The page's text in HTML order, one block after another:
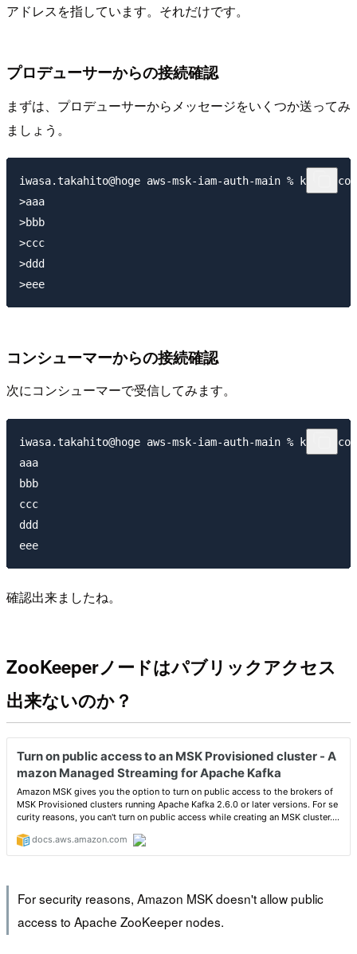
アドレスを指しています。それだけです。
プロデューサーからの接続確認
まずは、プロデューサーからメッセージをいくつか送ってみ
ましょう。
iwasa.takahito@hoge aws-msk-iam-auth-main %
>aaa
>bbb
>ccc
>ddd
コンシューマーからの接続確認
次にコンシューマーで受信してみます。
iwasa.takahito@hoge aws-msk-iam-auth-main %
aaa
bbb
ccc
ddd
確認出来ましたね。
ZooKeeperノードはパブリックアクセス
出来ないのか？
For security reasons, Amazon MSK doesn't allow public
access to Apache ZooKeeper nodes.